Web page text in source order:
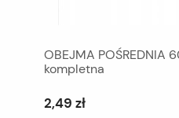
OBEJMA POŚREDNIA
kompletna
2,49 zł